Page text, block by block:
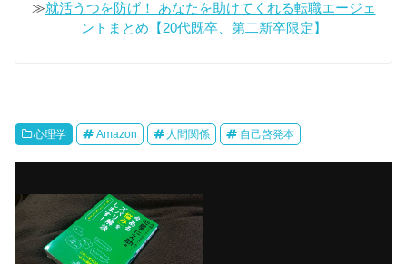
≫就活うつを防げ！ あなたを助けてくれる転職エージェ
ントまとめ【20代既卒、第二新卒限定】
心理学 Amazon 人間関係 自己啓発本